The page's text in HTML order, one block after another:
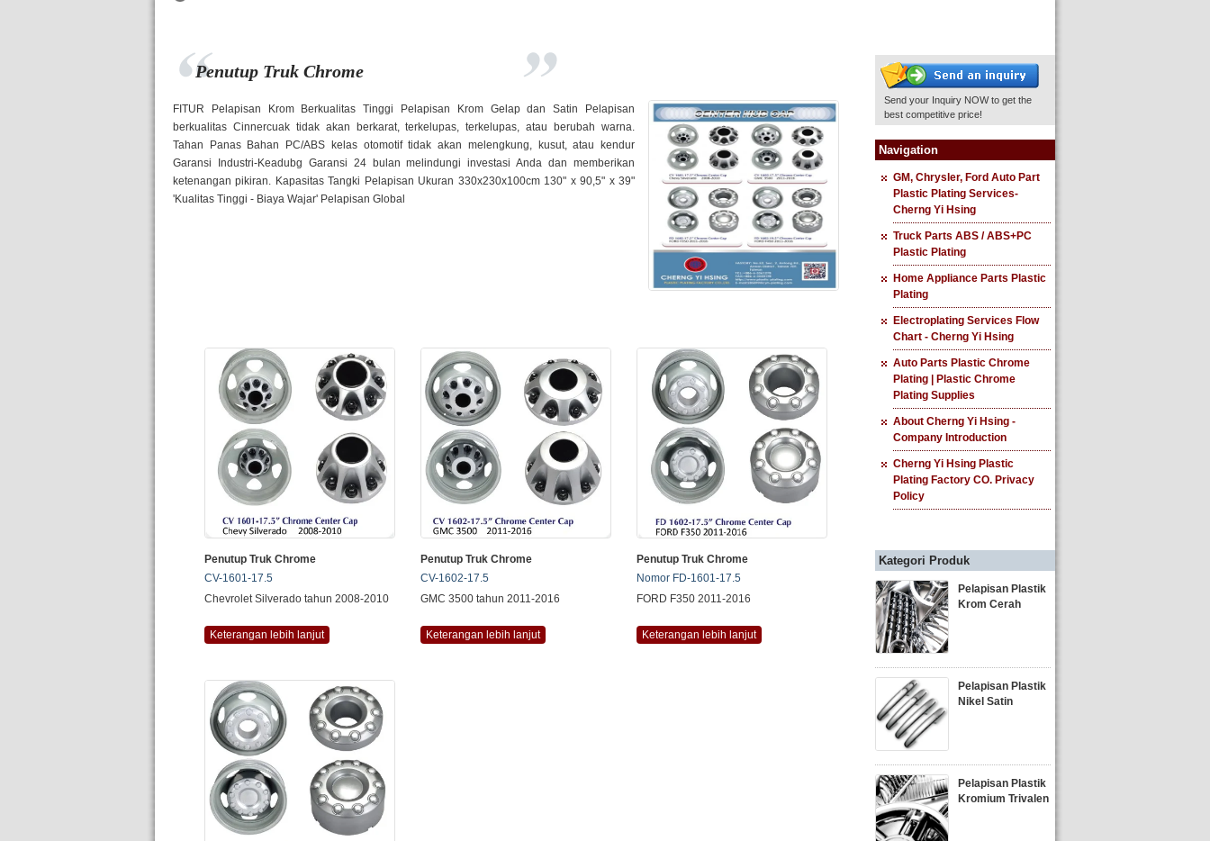
Penutup Truk Chrome
FITUR Pelapisan Krom Berkualitas Tinggi Pelapisan Krom Gelap dan Satin Pelapisan
berkualitas Cinnercuak tidak akan berkarat, terkelupas, terkelupas, atau berubah warna.
Tahan Panas Bahan PC/ABS kelas otomotif tidak akan melengkung, kusut, atau kendur
Garansi Industri-Keadubg Garansi 24 bulan melindungi investasi Anda dan memberikan
ketenangan pikiran. Kapasitas Tangki Pelapisan Ukuran 330x230x100cm 130" x 90,5" x 39"
'Kualitas Tinggi - Biaya Wajar' Pelapisan Global
Penutup Truk Chrome
CV-1601-17.5
Chevrolet Silverado tahun 2008-2010
Keterangan lebih lanjut
Penutup Truk Chrome
CV-1602-17.5
GMC 3500 tahun 2011-2016
Keterangan lebih lanjut
Penutup Truk Chrome
Nomor FD-1601-17.5
FORD F350 2011-2016
Keterangan lebih lanjut
Send your Inquiry NOW to get the
best competitive price!
Navigation
GM, Chrysler, Ford Auto Part
Plastic Plating Services-
Cherng Yi Hsing
Truck Parts ABS / ABS+PC
Plastic Plating
Home Appliance Parts Plastic
Plating
Electroplating Services Flow
Chart - Cherng Yi Hsing
Auto Parts Plastic Chrome
Plating | Plastic Chrome
Plating Supplies
About Cherng Yi Hsing -
Company Introduction
Cherng Yi Hsing Plastic
Plating Factory CO. Privacy
Policy
Kategori Produk
Pelapisan Plastik
Krom Cerah
Pelapisan Plastik
Nikel Satin
Pelapisan Plastik
Kromium Trivalen